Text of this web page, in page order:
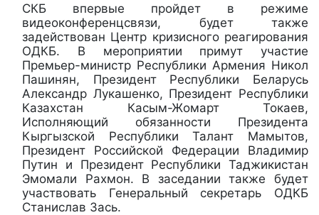
СКБ впервые пройдет в режиме
видеоконференцсвязи, будет также
задействован Центр кризисного реагирования
ОДКБ. В мероприятии примут участие
Премьер-министр Республики Армения Никол
Пашинян, Президент Республики Беларусь
Александр Лукашенко, Президент Республики
Казахстан Касым-Жомарт Токаев,
Исполняющий обязанности Президента
Кыргызской Республики Талант Мамытов,
Президент Российской Федерации Владимир
Путин и Президент Республики Таджикистан
Эмомали Рахмон. В заседании также будет
участвовать Генеральный секретарь ОДКБ
Станислав Зась.